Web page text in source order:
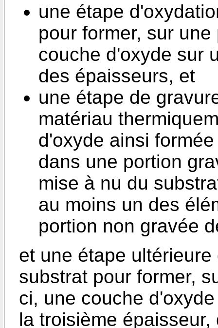
une étape
pour former, sur
couche d'oxyde sur
des épaisseurs, et
une étape de
matériau
d'oxyde ainsi
dans une portion
mise à nu du
au moins un des
portion non gravée
et une étape
substrat pour former,
ci, une couche
la troisième